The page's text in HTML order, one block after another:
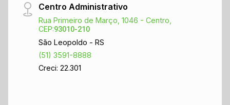
Centro Administrativo
Rua Primeiro de Março, 1046 - Centro,
CEP:93010-210
São Leopoldo - RS
(51) 3591-8888
Creci: 22.301